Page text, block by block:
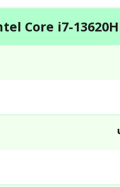
Core i7-13620H